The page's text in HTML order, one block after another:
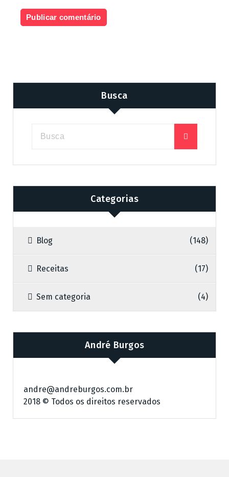
Busca
Categorias
Blog (148)
Receitas (17)
Sem categoria (4)
André Burgos
andre@andreburgos.com.br
2018 © Todos os direitos reservados